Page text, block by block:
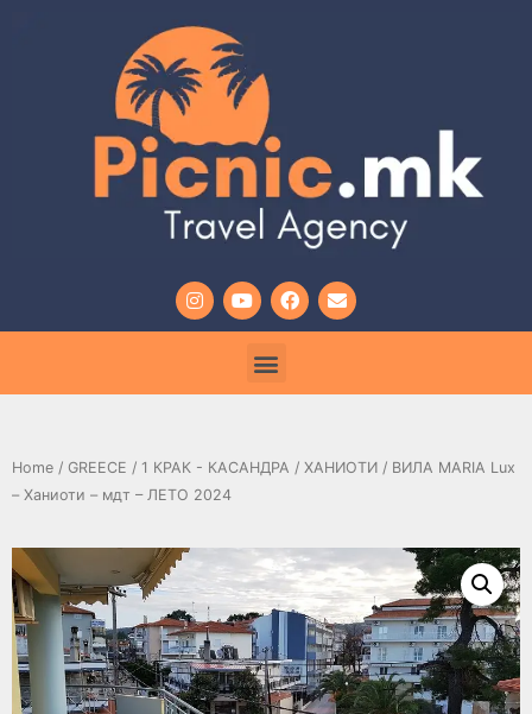
Home / GREECE / 1 КРАК - КАСАНДРА / ХАНИОТИ / ВИЛА MARIA Lux
– Ханиоти – мдт – ЛЕТО 2024